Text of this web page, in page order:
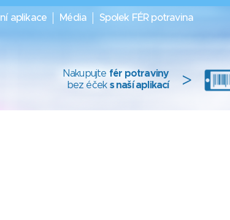
aplikace Média Spolek FÉR potravina
Nakupujte fér potraviny
bez éček s naší aplikací >